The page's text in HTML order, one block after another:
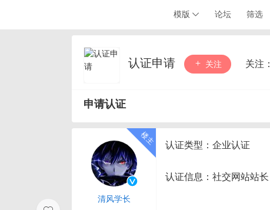
模版 论坛 筛选
认证申请 关注 关注：
申请认证
清风学长
认证类型：企业认证
认证信息：社交网站站长